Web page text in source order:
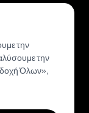
την
την
Όλων»,